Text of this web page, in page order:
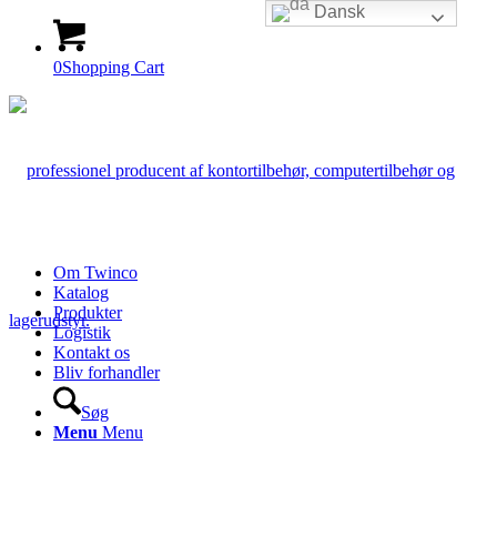
0Shopping Cart
Om Twinco
Katalog
Produkter
Logistik
Kontakt os
Bliv forhandler
Søg
Menu Menu
Dansk